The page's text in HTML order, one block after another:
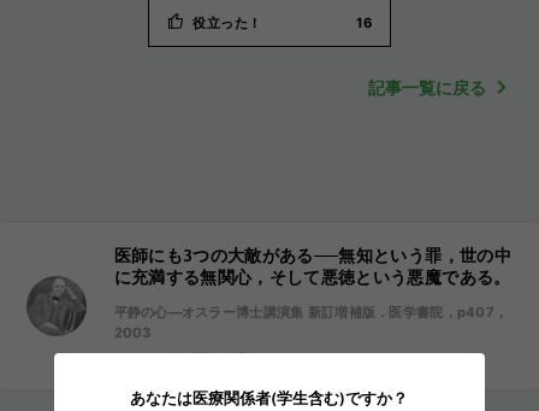
役立った！ 16
記事一覧に戻る
医師にも3つの大敵がある──無知という罪，世の中
に充満する無関心，そして悪徳という悪魔である。
平静の心―オスラー博士講演集 新訂増補版．医学書院，p407，
2003
あなたは医療関係者(学生含む)ですか？